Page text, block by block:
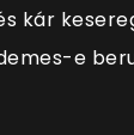
kár
e